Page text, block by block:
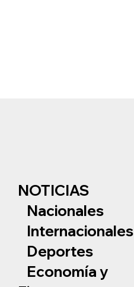
NOTICIAS
Nacionales
Internacionales
Deportes
Economía y